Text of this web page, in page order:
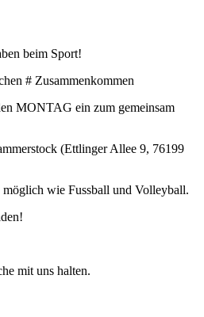
beim Sport!
# Zusammenkommen
MONTAG ein zum gemeinsam
(Ettlinger Allee 9, 76199
möglich wie Fussball und Volleyball.
mit uns halten.